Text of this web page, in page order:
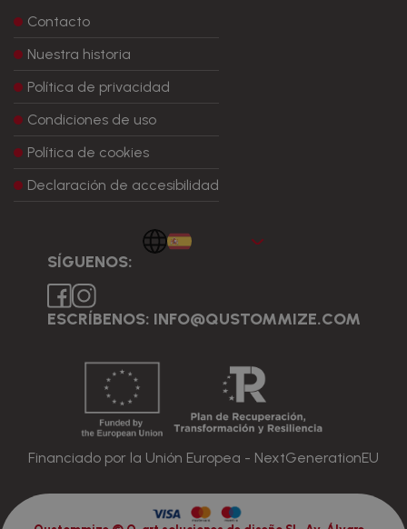
Contacto
Nuestra historia
Política de privacidad
Condiciones de uso
Política de cookies
Declaración de accesibilidad
SÍGUENOS:
ESCRÍBENOS: INFO@QUSTOMMIZE.COM
Financiado por la Unión Europea - NextGenerationEU